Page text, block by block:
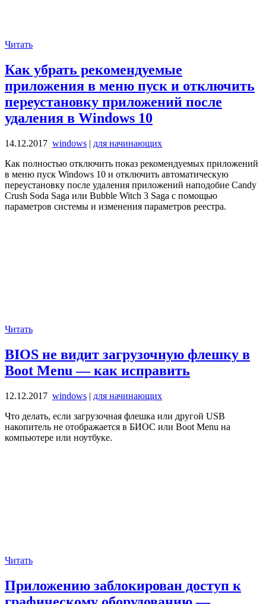
Читать
Как убрать рекомендуемые
приложения в меню пуск и отключить
переустановку приложений после
удаления в Windows 10
14.12.2017 windows | для начинающих
Как полностью отключить показ рекомендуемых приложений
в меню пуск Windows 10 и отключить автоматическую
переустановку после удаления приложений наподобие Candy
Crush Soda Saga или Bubble Witch 3 Saga с помощью
параметров системы и изменения параметров реестра.
Читать
BIOS не видит загрузочную флешку в
Boot Menu — как исправить
12.12.2017 windows | для начинающих
Что делать, если загрузочная флешка или другой USB
накопитель не отображается в БИОС или Boot Menu на
компьютере или ноутбуке.
Читать
Приложению заблокирован доступ к